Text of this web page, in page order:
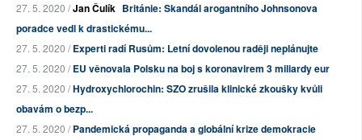
27. 5. 2020 /Jan Čulík Británie: Skandál arogantního Johnsonova
poradce vedl k drastickému...
27. 5. 2020 /Experti radí Rusům: Letní dovolenou raději neplánujte
27. 5. 2020 /EU věnovala Polsku na boj s koronavirem 3 miliardy eur
27. 5. 2020 /Hydroxychlorochin: SZO zrušila klinické zkoušky kvůli
obavám o bezp...
27. 5. 2020 /Pandemická propaganda a globální krize demokracie